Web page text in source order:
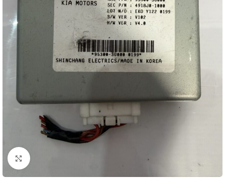
Натисніть, щоб збільшити